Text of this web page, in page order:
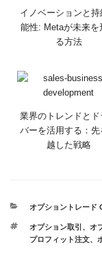
イノベーションと持
能性: Metaが未来を
る方法
業界のトレンドとド
バーを活用する：先
越した戦略
カ
ゴ
リ
オプショントレード
タ
グ
オプション取引 、 オ
プロフィット注文、